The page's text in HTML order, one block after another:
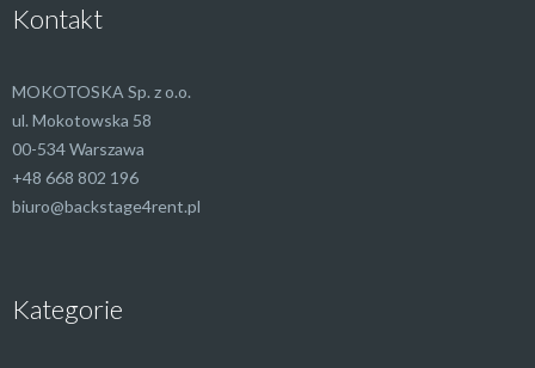
Kontakt
MOKOTOSKA Sp. z o.o.
ul. Mokotowska 58
00-534 Warszawa
+48 668 802 196
biuro@backstage4rent.pl
Kategorie